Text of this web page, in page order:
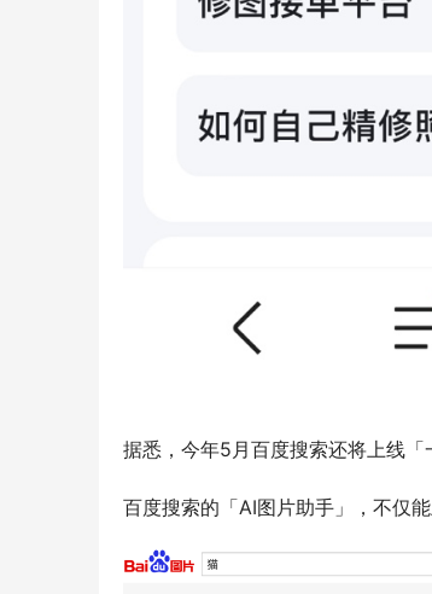
据悉，今年5月百度搜索还将上线「
百度搜索的「AI图片助手」，不仅